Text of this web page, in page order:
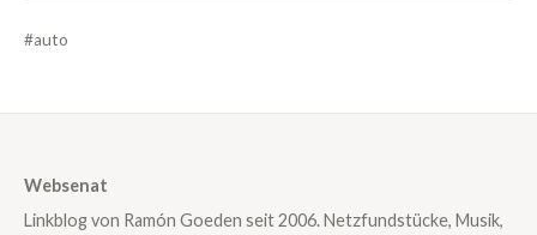
#auto
Websenat
Linkblog von Ramón Goeden seit 2006. Netzfundstücke, Musik,